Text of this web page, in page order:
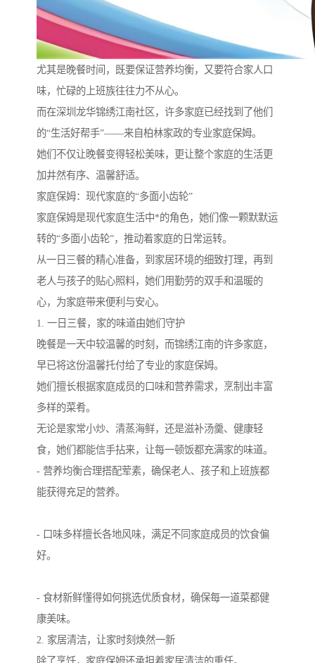
尤其是晚餐时间，既要保证营养均衡，又要符合家人口
味，忙碌的上班族往往力不从心。
而在深圳龙华锦绣江南社区，许多家庭已经找到了他们
的“生活好帮手”——来自柏林家政的专业家庭保姆。
她们不仅让晚餐变得轻松美味，更让整个家庭的生活更
加井然有序、温馨舒适。
家庭保姆：现代家庭的“多面小齿轮”
家庭保姆是现代家庭生活中*的角色，她们像一颗默默运
转的“多面小齿轮”，推动着家庭的日常运转。
从一日三餐的精心准备，到家居环境的细致打理，再到
老人与孩子的贴心照料，她们用勤劳的双手和温暖的
心，为家庭带来便利与安心。
1. 一日三餐，家的味道由她们守护
晚餐是一天中较温馨的时刻，而锦绣江南的许多家庭，
早已将这份温馨托付给了专业的家庭保姆。
她们擅长根据家庭成员的口味和营养需求，烹制出丰富
多样的菜肴。
无论是家常小炒、清蒸海鲜，还是滋补汤羹、健康轻
食，她们都能信手拈来，让每一顿饭都充满家的味道。
- 营养均衡合理搭配荤素，确保老人、孩子和上班族都
能获得充足的营养。
- 口味多样擅长各地风味，满足不同家庭成员的饮食偏
好。
- 食材新鲜懂得如何挑选优质食材，确保每一道菜都健
康美味。
2. 家居清洁，让家时刻焕然一新